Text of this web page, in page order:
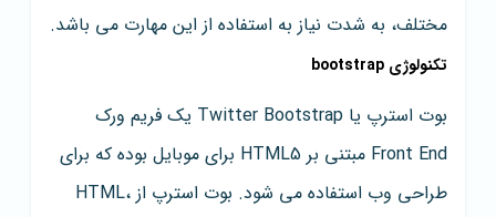
مختلف، به شدت نیاز به استفاده از این مهارت می باشد.
تکنولوژی bootstrap
بوت استرپ یا Twitter Bootstrap یک فریم ورک
Front End مبتنی بر HTML5 برای موبایل بوده که برای
طراحی وب استفاده می شود. بوت استرپ از HTML،